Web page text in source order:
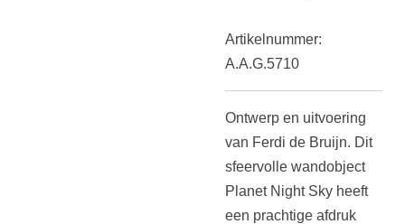
Artikelnummer:
A.A.G.5710
Ontwerp en uitvoering
van Ferdi de Bruijn. Dit
sfeervolle wandobject
Planet Night Sky heeft
een prachtige afdruk